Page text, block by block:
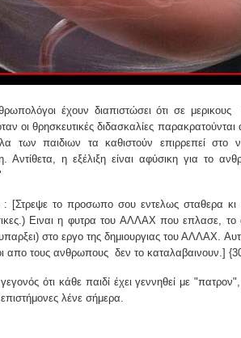
έχουν διαπιστώσει ότι σε μερικους
οι θρησκευτικές διδασκαλίες
των παιδιων τα καθιστούν επιρρεπεί στο
Αντίθετα, η εξέλιξη είναι αφύσικη για το
το προσωπο σου εντελως σταθερα κι
Ειναι η φυτρα του ΑΛΛΑΧ που επλασε, το
στο εργο της δημιουργιας του ΑΛΛΑΧ.
απο τους ανθρωπους δεν το καταλαβαινουν.]
ότι κάθε παιδί έχει γεννηθεί με
λένε σήμερα.